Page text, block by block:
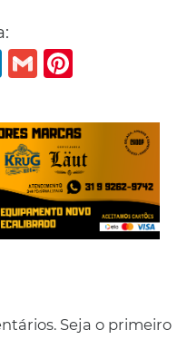
LinkedIn
Gmail
Seja o primeiro